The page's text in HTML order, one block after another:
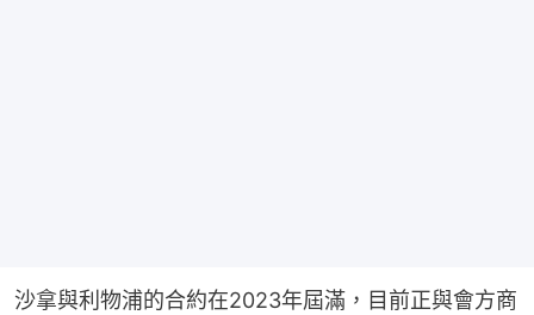
沙拿與利物浦的合約在2023年屆滿，目前正與會方商